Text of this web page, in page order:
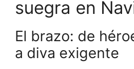
suegra en
El brazo: de
a diva exigente